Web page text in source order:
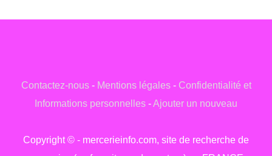
Contactez-nous- Mentions légales- Confidentialité et
Informations personnelles -Ajouter un nouveau
Copyright © - mercerieinfo.com, site de recherche de